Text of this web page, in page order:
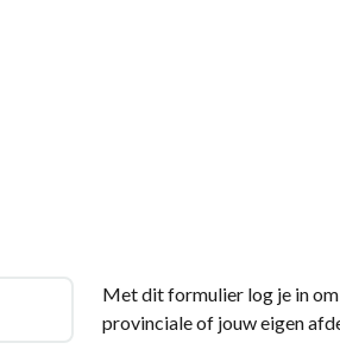
Met dit formulier log je in om
provinciale of jouw eigen